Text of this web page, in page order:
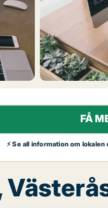
FÅ
⚡ Se all information om